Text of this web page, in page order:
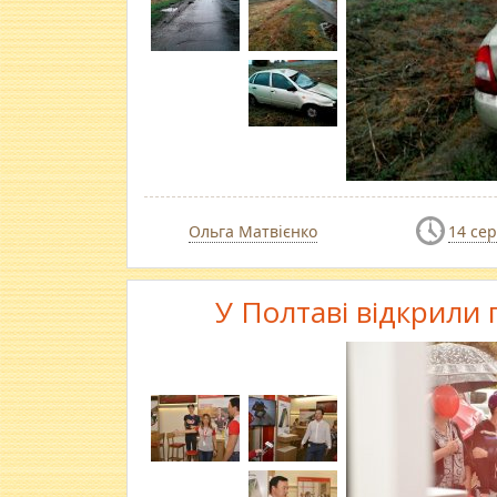
Ольга Матвієнко 14
У Полтаві